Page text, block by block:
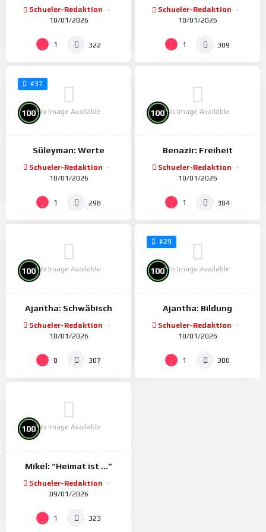
Schueler-Redaktion
10/01/2026
1 322
Schueler-Redaktion
10/01/2026
1 309
#37
No Image Available
100%
Süleyman: Werte
Schueler-Redaktion
10/01/2026
1 298
No Image Available
100%
Benazir: Freiheit
Schueler-Redaktion
10/01/2026
1 304
No Image Available
100%
Ajantha: Schwäbisch
Schueler-Redaktion
10/01/2026
0 307
#29
No Image Available
100%
Ajantha: Bildung
Schueler-Redaktion
10/01/2026
1 300
No Image Available
100%
Mikel: “Heimat ist …”
Schueler-Redaktion
09/01/2026
1 323